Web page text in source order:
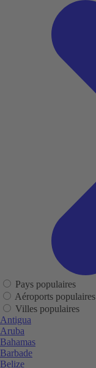
Pays populaires
Aéroports populaires
Villes populaires
Antigua
Aruba
Bahamas
Barbade
Belize